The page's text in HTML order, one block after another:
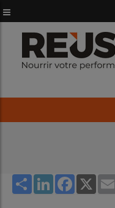
au
contenu
principal
Share LinkedInFacebook
X